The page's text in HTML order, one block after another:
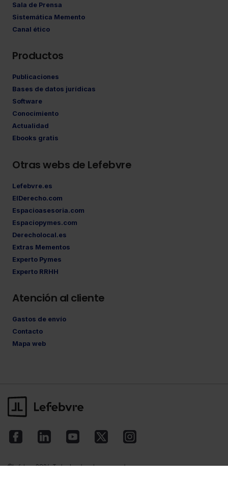
Sala de Prensa
Sistemática Memento
Canal ético
Productos
Publicaciones
Bases de datos jurídicas
Software
Conocimiento
Actualidad
Ebooks gratis
Otras webs de Lefebvre
Lefebvre.es
ElDerecho.com
Espacioasesoria.com
Espaciopymes.com
Derecholocal.es
Extras Mementos
Experto Pymes
Experto RRHH
Atención al cliente
Gastos de envío
Contacto
Mapa web
©Lefebvre2026. Todos los derechos reservados.